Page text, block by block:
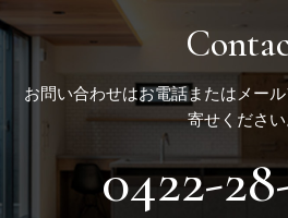
お問い合わせはお電話またはメー
寄せください
0422-